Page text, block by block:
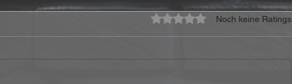
Mit 0 von 5 Sternen bewertet.
Noch keine Ratings